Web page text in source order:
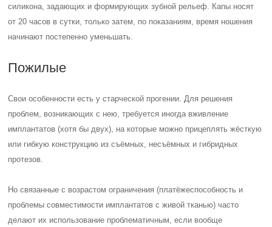
силикона, задающих и формирующих зубной рельеф. Капы носят
от 20 часов в сутки, только затем, по показаниям, время ношения
начинают постепенно уменьшать.
Пожилые
Свои особенности есть у старческой прогении. Для решения
проблем, возникающих с нею, требуется иногда вживление
имплантатов (хотя бы двух), на которые можно прицеплять жёсткую
или гибкую конструкцию из съёмных, несъёмных и гибридных
протезов.
Но связанные с возрастом ограничения (платёжеспособность и
проблемы совместимости имплантатов с живой тканью) часто
делают их использование проблематичным, если вообще